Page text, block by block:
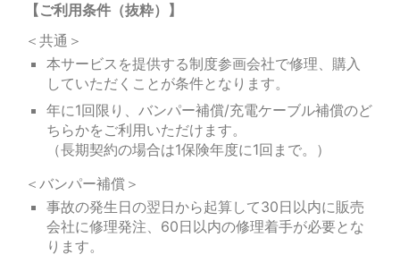
【ご利用条件（抜粋）】
＜共通＞
本サービスを提供する制度参画会社で修理、購入
していただくことが条件となります。
年に1回限り、バンパー補償/充電ケーブル補償のど
ちらかをご利用いただけます。
（長期契約の場合は1保険年度に1回まで。）
＜バンパー補償＞
事故の発生日の翌日から起算して30日以内に販売
会社に修理発注、60日以内の修理着手が必要とな
ります。